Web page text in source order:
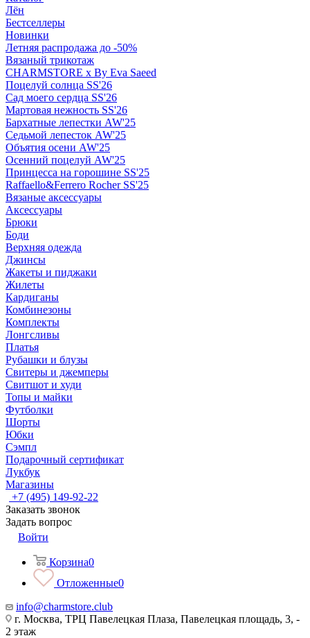
Лён
Бестселлеры
Новинки
Летняя распродажа до -50%
Вязаный трикотаж
CHARMSTORE х By Eva Saeed
Поцелуй солнца SS'26
Сад моего сердца SS'26
Мартовая нежность SS'26
Бархатные лепестки AW'25
Седьмой лепесток AW'25
Объятия осени AW'25
Осенний поцелуй AW'25
Принцесса на горошине SS'25
Raffaello&Ferrero Rocher SS'25
Вязаные аксессуары
Аксессуары
Брюки
Боди
Верхняя одежда
Джинсы
Жакеты и пиджаки
Жилеты
Кардиганы
Комбинезоны
Комплекты
Лонгсливы
Платья
Рубашки и блузы
Свитеры и джемперы
Свитшот и худи
Топы и майки
Футболки
Шорты
Юбки
Сэмпл
Подарочный сертификат
Лукбук
Магазины
+7 (495) 149-92-22
Заказать звонок
Задать вопрос
Войти
Корзина0
Отложенные0
info@charmstore.club
г. Москва, ТРЦ Павелецкая Плаза, Павелецкая площадь, 3, -
2 этаж